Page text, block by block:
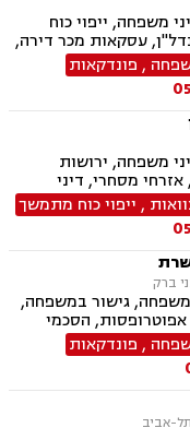
משפחה, ייפוי כוח
עסקאות מכר דירה,
, פונדקאות
משפחה, ירושות
אזרחי מסחרי, דיני
חטיפת ילדים,
חוב, תיאום הורי,
, ייפוי כוח מתמשך
גישור במשפחה,
אפוטרופסות, הסכמי
גירושין, הורות חד
הנוער, אימוץ, חלוקת
אומנה, ניכור הורי,
ייפוי כוח מתמשך
, פונדקאות